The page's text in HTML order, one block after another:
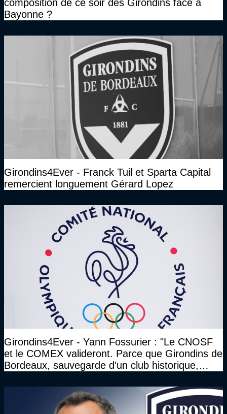
composition de ce soir des Girondins face à
Bayonne ?
Girondins4Ever - Franck Tuil et Sparta Capital
remercient longuement Gérard Lopez
Girondins4Ever - Yann Fossurier : "Le CNOSF
et le COMEX valideront. Parce que Girondins de
Bordeaux, sauvegarde d'un club historique,